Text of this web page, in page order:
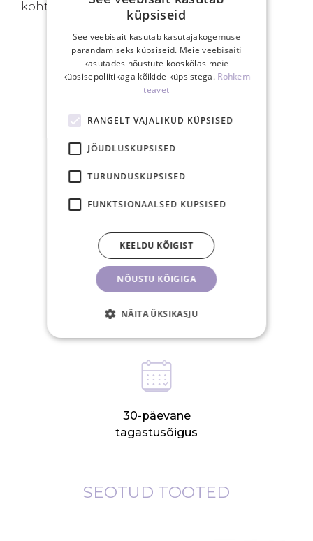
kohta.
SINU EELISED
Eestis üle 40€
tellimus posti samal
30-päevane
tagastusõigus
SEOTUD TOOTED
küpsiseid
See veebisait kasutab kasutajakogemuse
parandamiseks küpsiseid. Meie veebisaiti
kasutades nõustute kooskõlas meie
küpsisepoliitikaga kõikide küpsistega. Rohkem
teavet
RANGELT VAJALIKUD KÜPSISED
JÕUDLUSKÜPSISED
TURUNDUSKÜPSISED
FUNKTSIONAALSED KÜPSISED
NÕUSTU KÕIGIGA
KEELDU KÕIGIST
NÄITA ÜKSIKASJU